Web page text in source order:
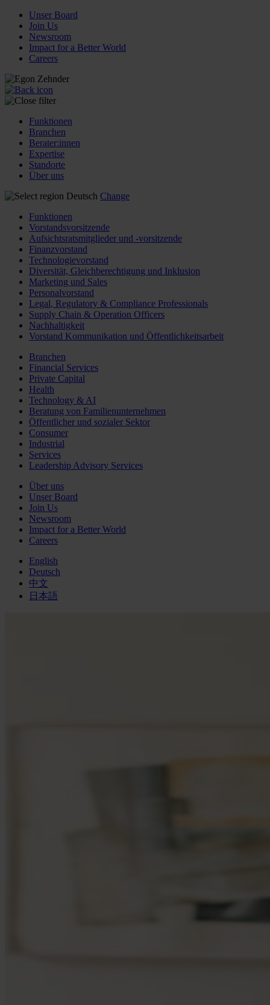
Unser Board
Join Us
Newsroom
Impact for a Better World
Careers
Funktionen
Branchen
Berater:innen
Expertise
Standorte
Über uns
Deutsch Change
Funktionen
Vorstandsvorsitzende
Aufsichtsratsmitglieder und -vorsitzende
Finanzvorstand
Technologievorstand
Diversität, Gleichberechtigung und Inklusion
Marketing und Sales
Personalvorstand
Legal, Regulatory & Compliance Professionals
Supply Chain & Operation Officers
Nachhaltigkeit
Vorstand Kommunikation und Öffentlichkeitsarbeit
Branchen
Financial Services
Private Capital
Health
Technology & AI
Beratung von Familienunternehmen
Öffentlicher und sozialer Sektor
Consumer
Industrial
Services
Leadership Advisory Services
Über uns
Unser Board
Join Us
Newsroom
Impact for a Better World
Careers
English
Deutsch
中文
日本語